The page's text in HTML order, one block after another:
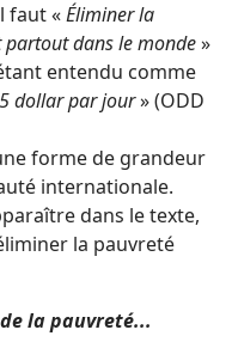
faut «Éliminer la
partout dans le monde»
entendu comme
dollar par jour» (ODD
forme de grandeur
internationale.
dans le texte,
la pauvreté
la pauvreté...